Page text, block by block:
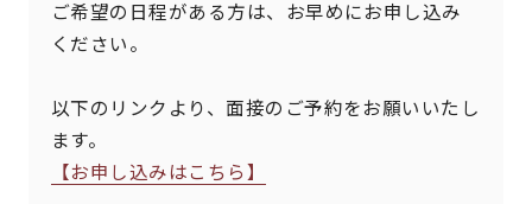
ご希望の日程がある方は、お早めにお申し込み
ください。
以下のリンクより、面接のご予約をお願いいたし
ます。
【お申し込みはこちら】